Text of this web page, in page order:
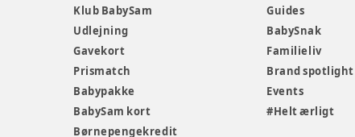
Klub BabySam
Udlejning
Gavekort
Prismatch
Babypakke
BabySam kort
Børnepengekredit
Guides
BabySnak
Familieliv
Brand spotlight
Events
#Helt ærligt